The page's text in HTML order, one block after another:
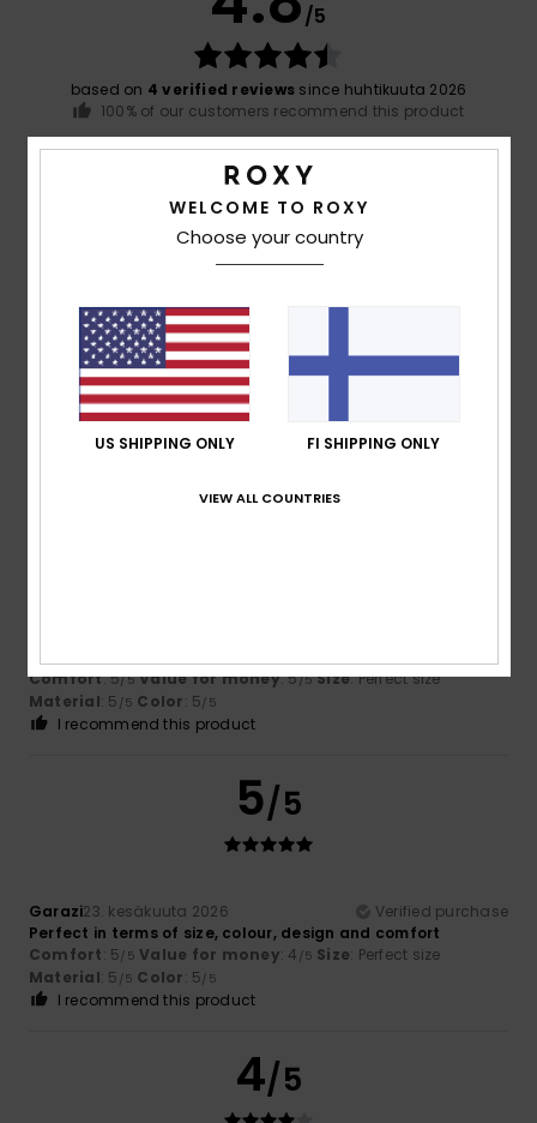
/5
based on 4 verified reviews since huhtikuuta 2026
100% of our customers recommend this product
Value for money
Too small Too large
Color
5
Comfort: 5/5 Value for money: 5/5 Size: Perfect size
Material: 5 /5 Color: 5/5
I recommend this product
5/5
Garazi23. kesäkuuta 2026
Verified purchase
Perfect in terms of size, colour, design and comfort
Comfort: 5/5 Value for money: 4 /5 Size: Perfect size
Material: 5 /5 Color: 5/5
I recommend this product
4/5
WELCOME TO ROXY
Choose your country
US SHIPPING ONLY FI SHIPPING ONLY
VIEW ALL COUNTRIES